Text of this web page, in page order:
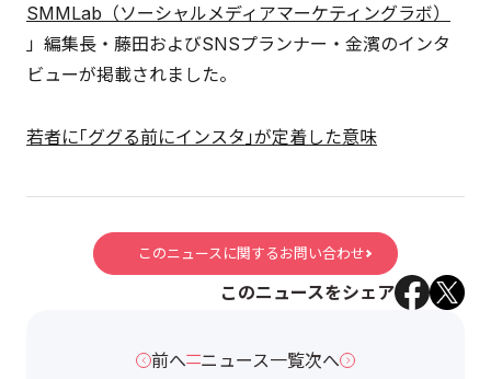
SMMLab（ソーシャルメディアマーケティングラボ）
」編集長・藤田およびSNSプランナー・金濱のインタ
ビューが掲載されました。
若者に｢ググる前にインスタ｣が定着した意味
このニュースに関するお問い合わせ
このニュースをシェア
前へ ニュース一覧次へ